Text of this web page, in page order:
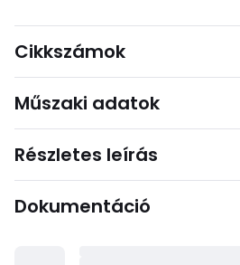
Cikkszámok
Műszaki adatok
Részletes leírás
Dokumentáció